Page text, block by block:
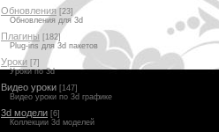
Обновления [23]
Обновления для 3d
Плагины [182]
Plug-ins для 3d пакетов
Уроки [7]
Уроки по 3d
Видео уроки [147]
Видео уроки по 3d графике
3d модели [6]
Коллекции 3d моделей